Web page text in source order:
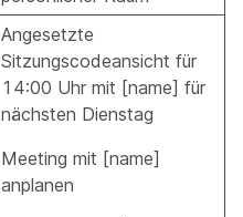
Angesetzte
Sitzungscodeansicht für
14:00 Uhr mit [name] für
nächsten Dienstag
Meeting mit [name]
anplanen